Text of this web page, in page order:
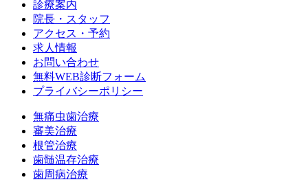
診療案内
院長・スタッフ
アクセス・予約
求人情報
お問い合わせ
無料WEB診断フォーム
プライバシーポリシー
無痛虫歯治療
審美治療
根管治療
歯髄温存治療
歯周病治療